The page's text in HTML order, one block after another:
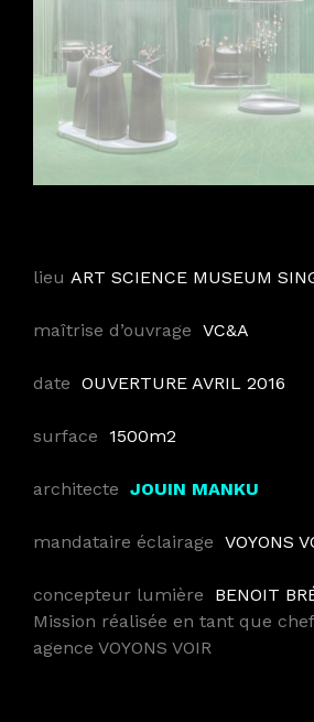
lieu ART SCIENCE MUSEUM
maîtrise d’ouvrage VC&A
date OUVERTURE AVRIL 2016
surface 1500m2
architecte JOUIN MANKU
mandataire éclairage VOYONS
concepteur lumière
BENOIT
Mission réalisée en tant que
agence VOYONS VOIR